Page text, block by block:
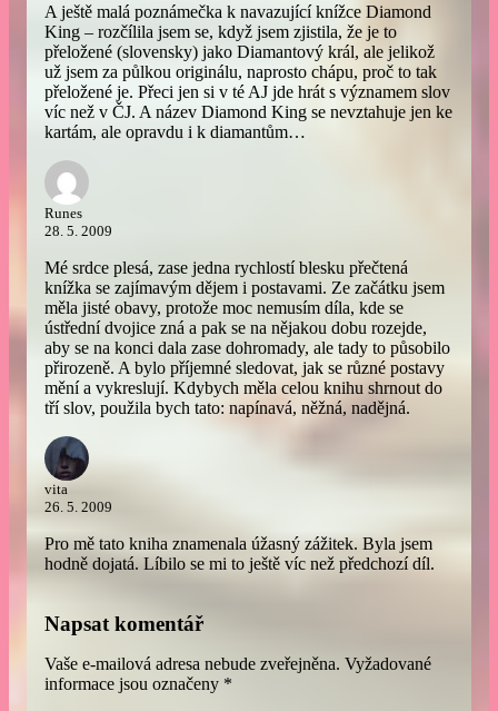
A ještě malá poznámečka k navazující knížce Diamond
King – rozčílila jsem se, když jsem zjistila, že je to
přeložené (slovensky) jako Diamantový král, ale jelikož
už jsem za půlkou originálu, naprosto chápu, proč to tak
přeložené je. Přeci jen si v té AJ jde hrát s významem slov
víc než v ČJ. A název Diamond King se nevztahuje jen ke
kartám, ale opravdu i k diamantům…
Runes
28. 5. 2009
Mé srdce plesá, zase jedna rychlostí blesku přečtená
knížka se zajímavým dějem i postavami. Ze začátku jsem
měla jisté obavy, protože moc nemusím díla, kde se
ústřední dvojice zná a pak se na nějakou dobu rozejde,
aby se na konci dala zase dohromady, ale tady to působilo
přirozeně. A bylo příjemné sledovat, jak se různé postavy
mění a vykreslují. Kdybych měla celou knihu shrnout do
tří slov, použila bych tato: napínavá, něžná, nadějná.
vita
26. 5. 2009
Pro mě tato kniha znamenala úžasný zážitek. Byla jsem
hodně dojatá. Líbilo se mi to ještě víc než předchozí díl.
Napsat komentář
Vaše e-mailová adresa nebude zveřejněna. Vyžadované
informace jsou označeny *